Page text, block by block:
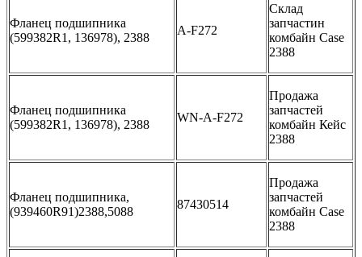
Фланец подшипника
(599382R1, 136978), 2388
A-F272
Склад
запчастин
комбайн Case
2388
Фланец подшипника
(599382R1, 136978), 2388
WN-A-F272
Продажа
запчастей
комбайн Кейс
2388
Фланец подшипника,
(939460R91)2388,5088
87430514
Продажа
запчастей
комбайн Case
2388